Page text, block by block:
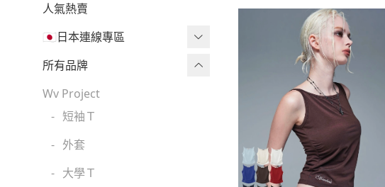
人氣熱賣
🇯🇵日本連線專區
三麗鷗現貨區任兩件免運🔥
三麗鷗
吉伊卡哇
迪士尼
魔法莓莓
所有品牌
Wv Project
- 短袖Ｔ
- 外套
- 大學Ｔ